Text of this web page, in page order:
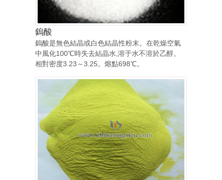
鎢酸
鎢酸是無色結晶或白色結晶性粉末。在乾燥空氣
中風化100℃時失去結晶水,溶于水不溶於乙醇。
相對密度3.23～3.25。熔點698℃。